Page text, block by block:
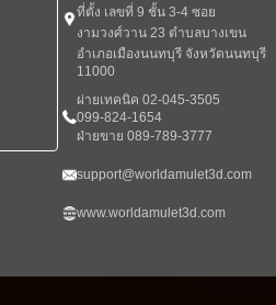
ที่ตั้ง เลขที่ 9 ชั้น 3-4 ซอย
งามวงศ์วาน 23 ตำบลบางเขน
อำเภอเมืองนนทบุรี จังหวัดนนทบุรี
11000
ผ่ายเทคนิค 02-045-3505
099-824-1654
ฝ่ายขาย 089-789-3777
support@worldamulet3d.com
www.worldamulet3d.com